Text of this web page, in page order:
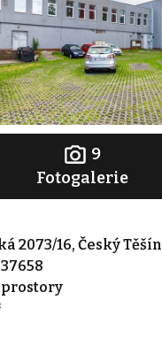
9
Fotogalerie
2073/16, Český Těšín